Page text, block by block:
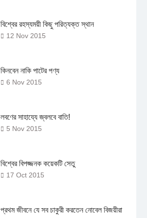
বিশ্বের রহস্যময়ী কিছু পরিত্যক্ত স্থান
12 Nov 2015
কিনবেন নাকি পাটের পণ্য
6 Nov 2015
লবণের সাহায্যে জ্বলবে বাতি!
5 Nov 2015
বিশ্বের বিপজ্জনক কয়েকটি সেতু
17 Oct 2015
প্রথম জীবনে যে সব চাকুরী করতেন নোবেল বিজয়ীরা